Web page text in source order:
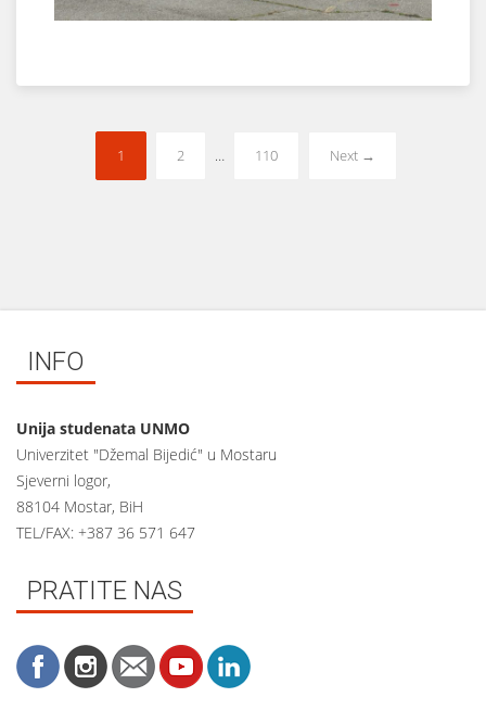
1 2 … 110 Next →
INFO
Unija studenata UNMO
Univerzitet "Džemal Bijedić" u Mostaru
Sjeverni logor,
88104 Mostar, BiH
TEL/FAX: +387 36 571 647
PRATITE NAS